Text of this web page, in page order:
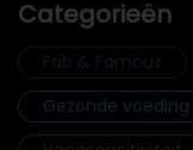
Categorieën
Fab & Famouz
Gezonde voeding